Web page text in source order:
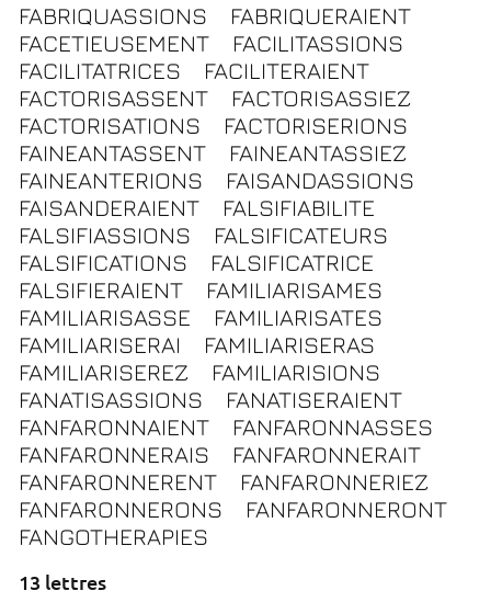
FABRIQUASSIONS
FABRIQUERAIENT
FACETIEUSEMENT
FACILITASSIONS
FACILITATRICES
FACILITERAIENT
FACTORISASSENT
FACTORISASSIEZ
FACTORISATIONS
FACTORISERIONS
FAINEANTASSENT
FAINEANTASSIEZ
FAINEANTERIONS
FAISANDASSIONS
FAISANDERAIENT
FALSIFIABILITE
FALSIFIASSIONS
FALSIFICATEURS
FALSIFICATIONS
FALSIFICATRICE
FALSIFIERAIENT
FAMILIARISAMES
FAMILIARISASSE
FAMILIARISATES
FAMILIARISERAI
FAMILIARISERAS
FAMILIARISEREZ
FAMILIARISIONS
FANATISASSIONS
FANATISERAIENT
FANFARONNAIENT
FANFARONNASSES
FANFARONNERAIS
FANFARONNERAIT
FANFARONNERENT
FANFARONNERIEZ
FANFARONNERONS
FANFARONNERONT
FANGOTHERAPIES
13 lettres